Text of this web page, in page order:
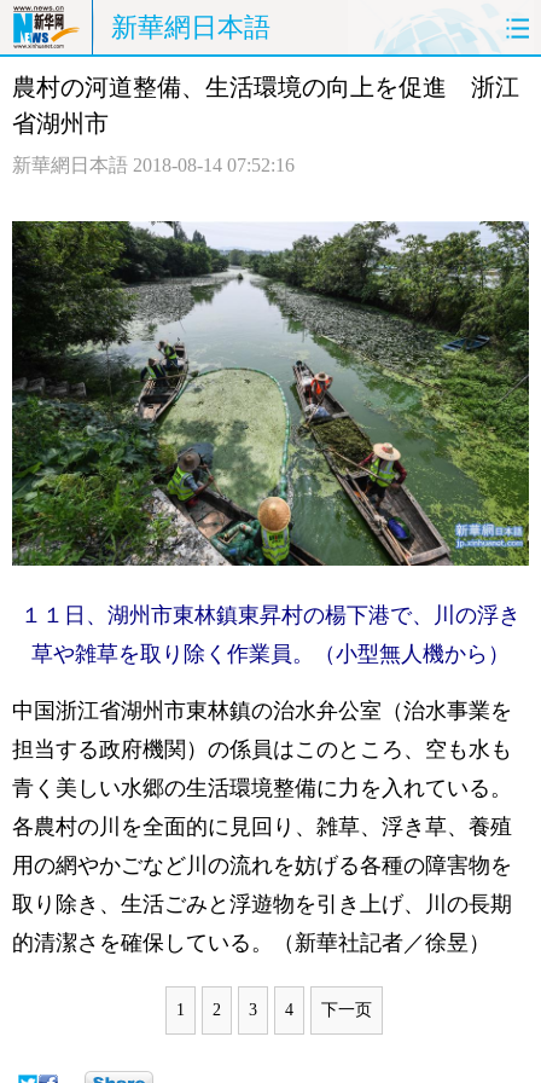
新華網日本語
ホームページ 政治 経済
中日対訳
農村の河道整備、生活環境の向上を促進 浙江
省湖州市
新華網日本語 2018-08-14 07:52:16
１１日、湖州市東林鎮東昇村の楊下港で、川の浮き
草や雑草を取り除く作業員。（小型無人機から）
中国浙江省湖州市東林鎮の治水弁公室（治水事業を
担当する政府機関）の係員はこのところ、空も水も
青く美しい水郷の生活環境整備に力を入れている。
各農村の川を全面的に見回り、雑草、浮き草、養殖
用の網やかごなど川の流れを妨げる各種の障害物を
取り除き、生活ごみと浮遊物を引き上げ、川の長期
的清潔さを確保している。（新華社記者／徐昱）
1 2 3 4 下一页